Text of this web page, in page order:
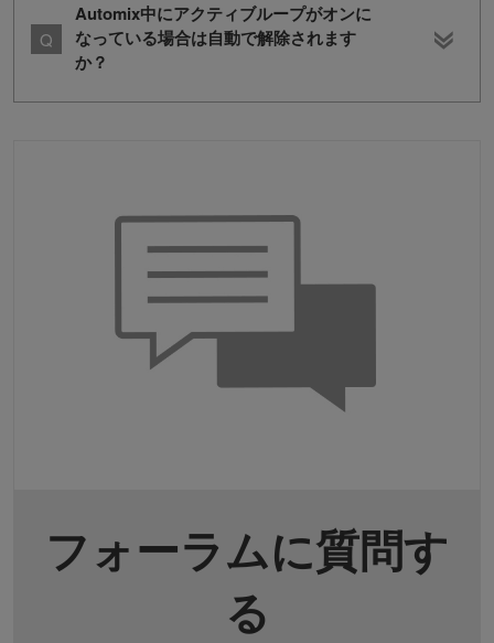
Automix中にアクティブループがオンに
なっている場合は自動で解除されます
か？
フォーラムに質問す
る